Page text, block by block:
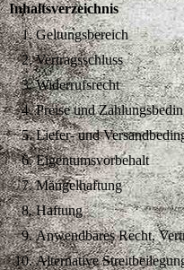
Inhaltsverzeichnis
Geltungsbereich
Vertragsschluss
Widerrufsrecht
Preise und
Liefer- und
Eigentumsvorbehalt
Mängelhaftung
Haftung
Anwendbares Recht,
Alternative